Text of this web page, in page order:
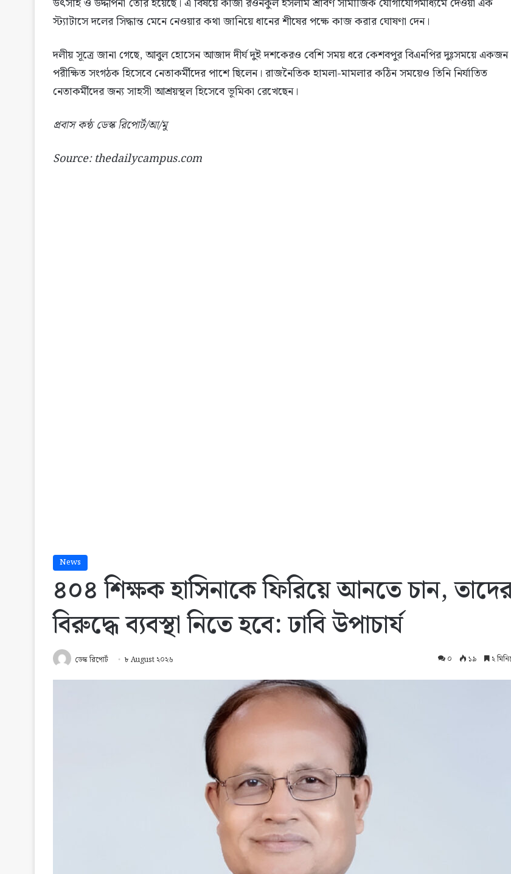
স্ট্যাটাসে দলের সিদ্ধান্ত মেনে নেওয়ার কথা জানিয়ে ধানের শীষের পক্ষে কাজ করার ঘোষণা দেন।
দলীয় সূত্রে জানা গেছে, আবুল হোসেন আজাদ দীর্ঘ দুই দশকেরও বেশি সময় ধরে কেশবপুর বিএনপির দুঃসময়ে একজন
পরীক্ষিত সংগঠক হিসেবে নেতাকর্মীদের পাশে ছিলেন। রাজনৈতিক হামলা-মামলার কঠিন সময়েও তিনি নির্যাতিত
নেতাকর্মীদের জন্য সাহসী আশ্রয়স্থল হিসেবে ভূমিকা রেখেছেন।
প্রবাস কন্ঠ ডেস্ক রিপোর্ট/আ/মু
Source: thedailycampus.com